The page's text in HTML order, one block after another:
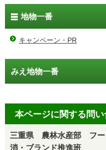
地物一番
キャンペーン・PR
みえ地物一番
本ページに関する問
三重県 農林水産部 フー
消・ブランド推進班